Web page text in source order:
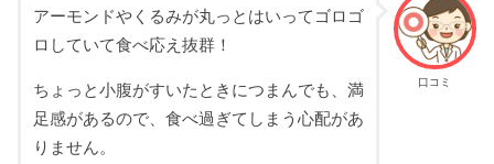
口コミ
アーモンドやくるみが丸っとはいってゴロゴ
ロしていて食べ応え抜群！
ちょっと小腹がすいたときにつまんでも、満
足感があるので、食べ過ぎてしまう心配があ
りません。